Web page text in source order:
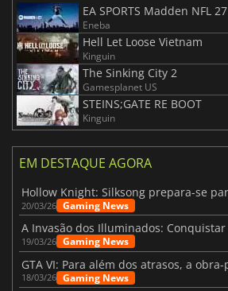
EA SPORTS Madden NFL 27
Eneba
Hell Let Loose Vietnam
Kinguin
The Sinking City 2
Gamesplanet US
STEINS;GATE RE BOOT
Kinguin
EM DESTAQUE AGORA
20/03/26 Gaming News
19/03/26 Gaming News
18/03/26 Gaming News